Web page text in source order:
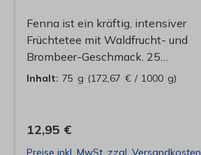
Fenna ist ein kräftig, intensiver
Früchtetee mit Waldfrucht- und
Brombeer-Geschmack. 25
Pyramidenbeutel im Refillbeutel zu
mit Stil und ohne viel
Verpackungsmüll, in einer unserer
Inhalt:75 g (172,67 € / 1000 g)
12,95 €
Preise inkl. MwSt. zzgl. Versandkosten